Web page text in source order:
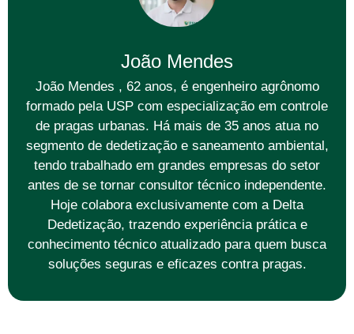
João Mendes
João Mendes , 62 anos, é engenheiro agrônomo
formado pela USP com especialização em controle
de pragas urbanas. Há mais de 35 anos atua no
segmento de dedetização e saneamento ambiental,
tendo trabalhado em grandes empresas do setor
antes de se tornar consultor técnico independente.
Hoje colabora exclusivamente com a Delta
Dedetização, trazendo experiência prática e
conhecimento técnico atualizado para quem busca
soluções seguras e eficazes contra pragas.